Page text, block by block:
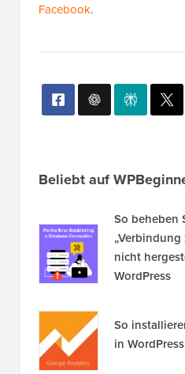
Facebook.
Beliebt auf
So beheben
nicht
WordPress
So
in